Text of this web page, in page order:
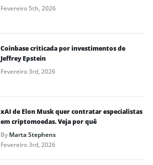
Fevereiro 5th, 2026
Coinbase criticada por investimentos de
Jeffrey Epstein
Fevereiro 3rd, 2026
xAI de Elon Musk quer contratar especialistas
em criptomoedas. Veja por quê
ByMarta Stephens
Fevereiro 3rd, 2026